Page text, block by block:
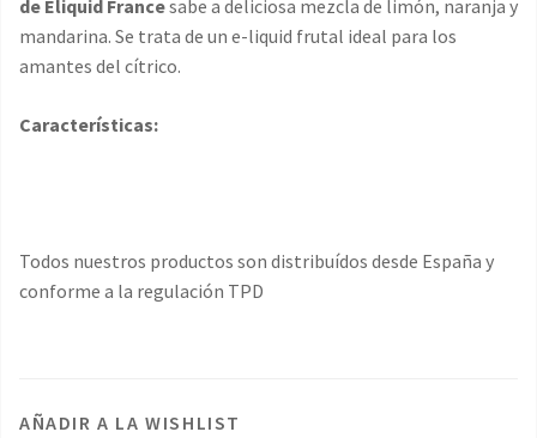
de Eliquid Francesabe a deliciosa mezcla de limón, naranja y
mandarina. Se trata de un e-liquid frutal ideal para los
amantes del cítrico.
Características:
Todos nuestros productos son distribuídos desde España y
conforme a la regulación TPD
AÑADIR A LA WISHLIST